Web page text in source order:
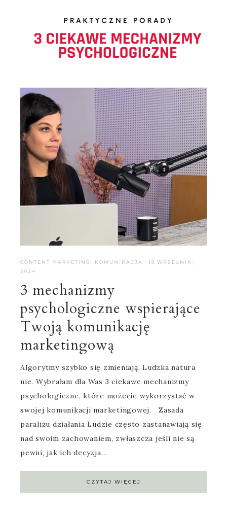
CONTENT MARKETING , KOMUNIKACJA · 18 WRZEŚNIA,
2024
3 mechanizmy
psychologiczne wspierające
Twoją komunikację
marketingową
Algorytmy szybko się zmieniają. Ludzka natura
nie. Wybrałam dla Was 3 ciekawe mechanizmy
psychologiczne, które możecie wykorzystać w
swojej komunikacji marketingowej. Zasada
paraliżu działania Ludzie często zastanawiają się
nad swoim zachowaniem, zwłaszcza jeśli nie są
pewni, jak ich decyzja…
CZYTAJ WIĘCEJ